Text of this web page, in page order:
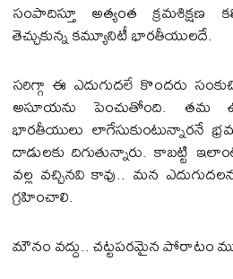
సంపాదిస్తూ అత్యంత క్రమశిక్షణ
తెచ్చుకున్న కమ్యూనిటీ భారతీయులదే.
సరిగ్గా ఈ ఎదుగుదలే కొందరు
అసూయను పెంచుతోంది. తమ
భారతీయులు లాగేసుకుంటున్నారనే
దాడులకు దిగుతున్నారు. కాబట్టి
వల్ల వచ్చినవి కావు.. మన
గ్రహించాలి.
మౌనం వద్దు.. చట్టపరమైన పోరాటం